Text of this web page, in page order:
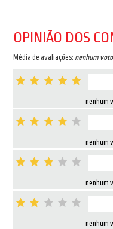
OPINIÃO DOS
Média de avaliações: nenhum voto
nenhum
nenhum
nenhum
nenhum